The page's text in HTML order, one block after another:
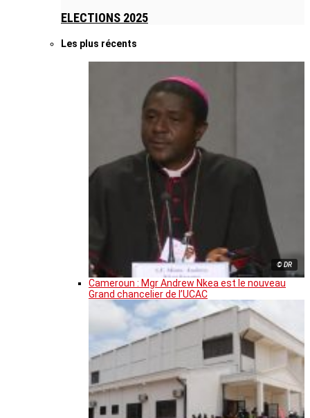
ELECTIONS 2025
Les plus récents
© DR
Cameroun : Mgr Andrew Nkea est le nouveau
Grand chancelier de l’UCAC